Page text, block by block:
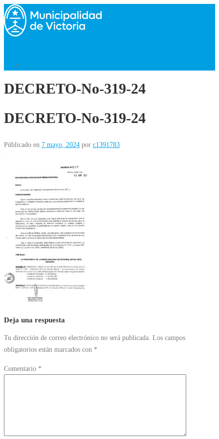
Saltar
al
contenido
DECRETO-No-319-24
DECRETO-No-319-24
Públicado en 7 mayo, 2024 por c1391783
Deja una respuesta
Tu dirección de correo electrónico no será publicada. Los campos
obligatorios están marcados con *
Comentario *